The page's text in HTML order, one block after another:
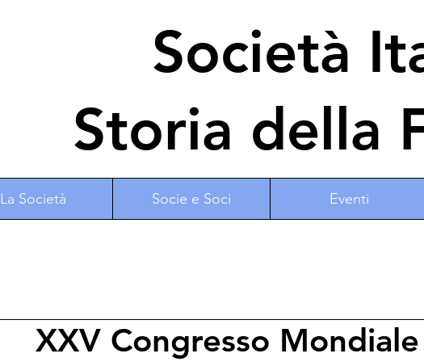
Società
Storia della
La Società Socie e Soci Eventi
XXV Congresso